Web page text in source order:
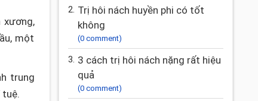
xương,
một
trung
tuệ.
2. trị hôi nách huyền phi có tốt
không
(0 comment)
3. 3 cách trị hôi nách nặng rất hiệu
quả
(0 comment)